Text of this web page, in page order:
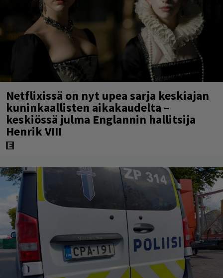
Netflixissä on nyt upea sarja keskiajan
kuninkaallisten aikakaudelta –
keskiössä julma Englannin hallitsija
Henrik VIII